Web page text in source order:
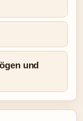
und